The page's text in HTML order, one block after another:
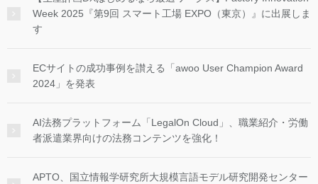
Week 2025『第9回 スマート工場 EXPO（東京）』に出展しま
す
ECサイトの成功事例を讃える「awoo User Champion Award
2024」を発表
AI法務プラットフォーム「LegalOn Cloud」、職業紹介・労働
者派遣業界向けの法務コンテンツを強化！
APTO、国立情報学研究所大規模言語モデル研究開発センター